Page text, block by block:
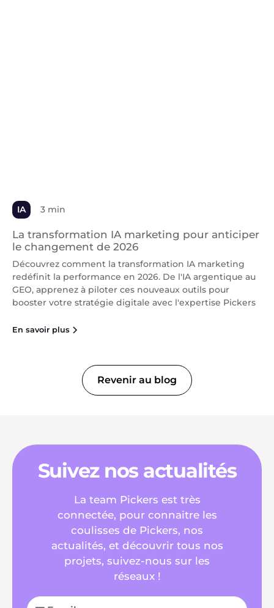
IA 3 min
La transformation IA marketing pour anticiper
le changement de 2026
Découvrez comment la transformation IA marketing
redéfinit la performance en 2026. De l'IA argentique au
GEO, apprenez à piloter ces nouveaux outils pour
booster votre stratégie digitale avec l'expertise Pickers
En savoir plus
Revenir au blog
Suivez nos actualités
La team Pickers est très
connectée, pour connaitre les
coulisses de Pickers, nos
actualités, et découvrir tous nos
projets, suivez-nous sur les
réseaux !